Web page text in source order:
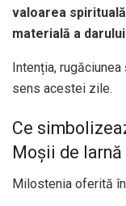
valoarea
materială a
Intenția,
sens acestei zile.
Ce
Moșii de Iarnă
Milostenia oferită